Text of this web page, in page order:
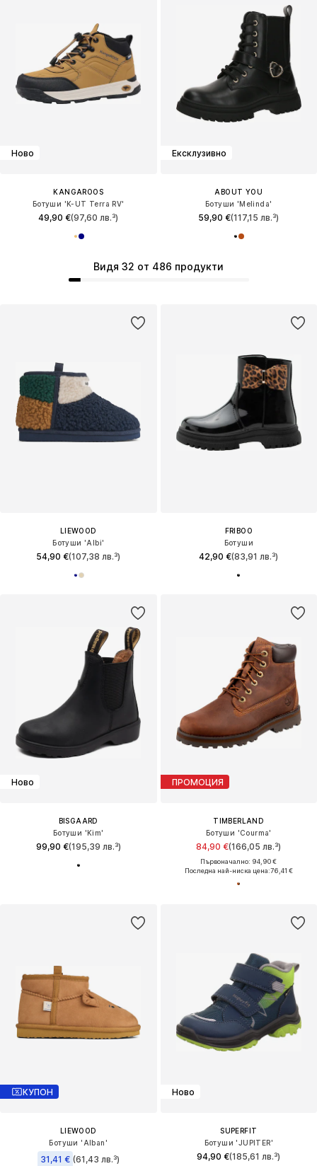
Ново
KANGAROOS
Ботуши 'K-UT Terra RV'
49,90 €(97,60 лв.³)
Ексклузивно
ABOUT YOU
Ботуши 'Melinda'
59,90 €(117,15 лв.³)
LIEWOOD
Ботуши 'Albi'
54,90 €(107,38 лв.³)
Видя 32 от 486 продукти
FRIBOO
Ботуши
42,90 €(83,91 лв.³)
Ново
BISGAARD
Ботуши 'Kim'
99,90 €(195,39 лв.³)
ПРОМОЦИЯ
TIMBERLAND
Ботуши 'Courma'
84,90 €(166,05 лв.³)
Първоначално: 94,90 €
Последна най-ниска цена:76,41 €
КУПОН
LIEWOOD
Ботуши 'Alban'
31,41 € (61,43 лв.³)
Ново
SUPERFIT
Ботуши 'JUPITER'
94,90 €(185,61 лв.³)